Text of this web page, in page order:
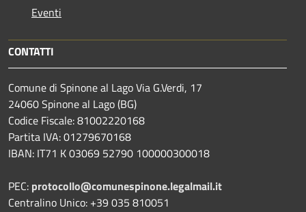
Eventi
CONTATTI
Comune di Spinone al Lago Via G.Verdi, 17
24060 Spinone al Lago (BG)
Codice Fiscale: 81002220168
Partita IVA: 01279670168
IBAN: IT71 K 03069 52790 100000300018
PEC: protocollo@comunespinone.legalmail.it
Centralino Unico: +39 035 810051